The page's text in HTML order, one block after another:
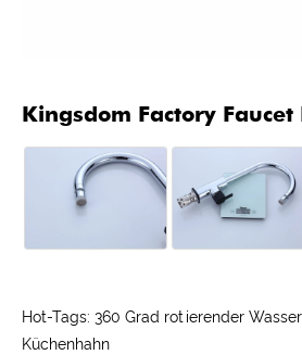
Kingsdom Factory Faucet
Hot-Tags: 360 Grad rotierender
Küchenhahn